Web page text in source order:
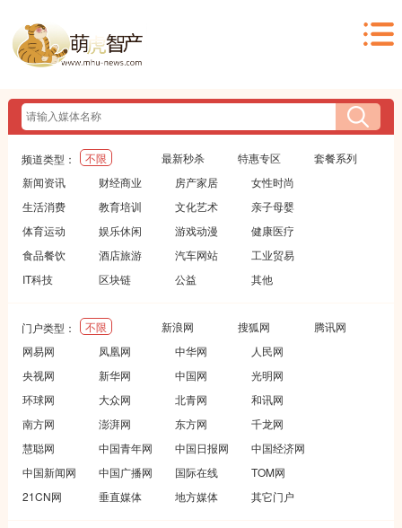
频道类型： 不限 最新秒杀 特惠专区
套餐系列
新闻资讯
财经商业 房产家居
女性时尚
生活消费
教育培训 文化艺术
亲子母婴
体育运动
娱乐休闲 游戏动漫
健康医疗
食品餐饮
酒店旅游 汽车网站
工业贸易
IT科技
区块链 公益 其他
门户类型： 不限 新浪网 搜狐网
腾讯网
网易网
凤凰网 中华网
人民网
央视网
新华网 中国网
光明网
环球网
大众网 北青网
和讯网
南方网
澎湃网 东方网
千龙网
慧聪网
中国青年网 中国日报网
中国经济网
中国新闻网
中国广播网 国际在线
TOM网
21CN网
垂直媒体 地方媒体 其它门户